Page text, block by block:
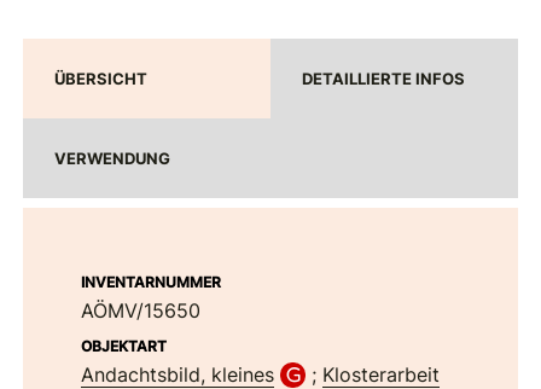
ÜBERSICHT DETAILLIERTE INFOS
VERWENDUNG
INVENTARNUMMER
AÖMV/15650
OBJEKTART
Andachtsbild, kleines ; Klosterarbeit